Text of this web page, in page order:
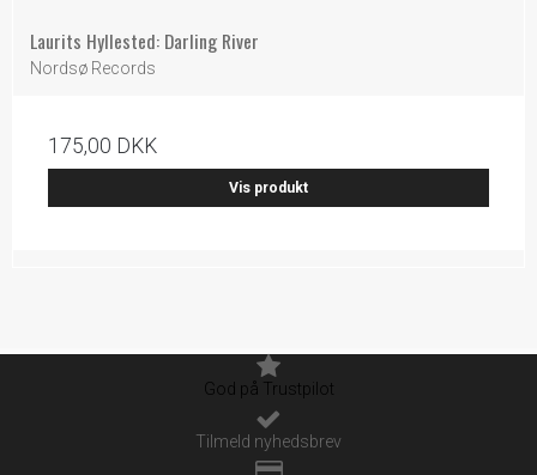
Laurits Hyllested: Darling River
Nordsø Records
175,00 DKK
Vis produkt
God på Trustpilot
Tilmeld nyhedsbrev